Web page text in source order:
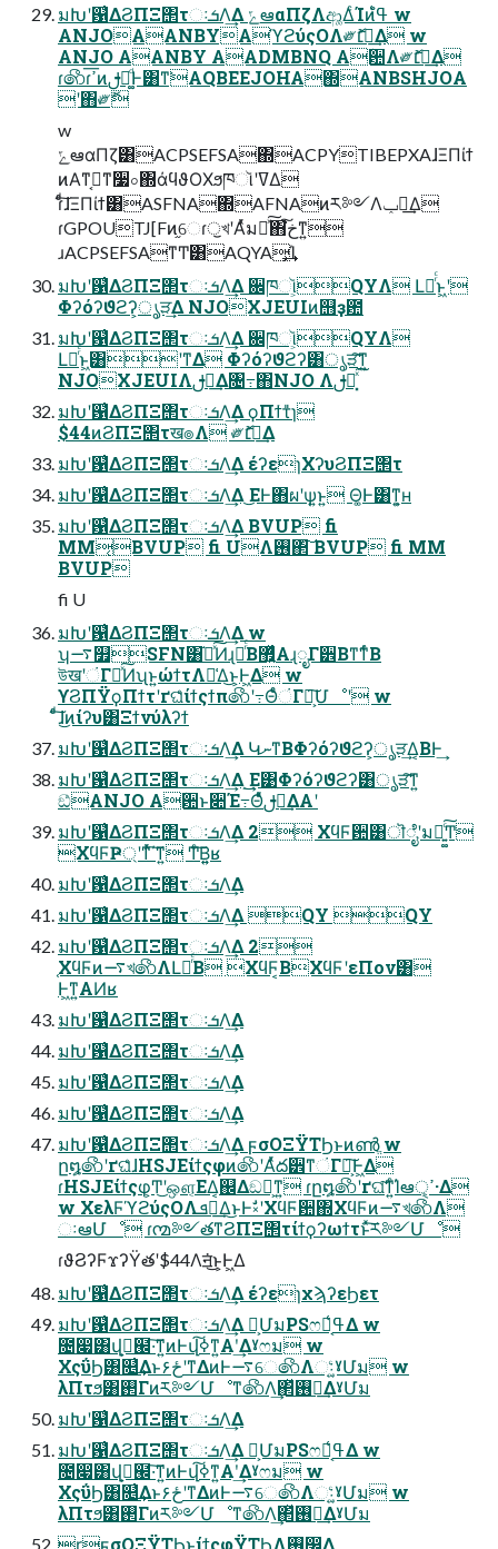
มԽʹ଱͑ΔϨΠΞ΢τઃܭΛ͢Δ ݻఆαΠζΛආ͚ΔͨΊͷߟ͑ํ w
ANJOAANBYAϓϩύςΟΛ༗ޮ׆༻͢Δ w
ANJO AANBY AADMBNQ Aؔ਺Λ༗ޮ׆༻͢Δ
ɾ෯ɾߴ͞ͷࢦఆ͚ͩͰ͸ͳ͘AQBEEJOHA΍ANBSHJOA
ʹ΋༗ޮ
w
ݻఆαΠζ͸ACPSEFSA΍ACPYTIBEPXAɺΞΠίϯ
ͷΑ͏ͳࡉ͔ͳ૷০΍άϥϑΟΧϧཁૉʹߜΔ
ɾͨͩ͠ɺΞΠίϯ͸ASFNA΍AFNAͷར༻Λݕ౼͢Δ
ɾGPOUTJ[Fͷ֦େɾॖখʹΑͬͯมԽͯ͠΋خ͘͠ͳ͍
ɹACPSEFSAͳͲ͸AQYA͕͓͢͢Ί
มԽʹ଱͑ΔϨΠΞ΢τઃܭΛ͢Δ ਌ཁૉ͕QYΛ Լճͬͨͱ͖ʹ
Φʔόʔϑϩʔ͕ൃੜ͢Δ NJOXJEUIͷ஫ҙ఺
มԽʹ଱͑ΔϨΠΞ΢τઃܭΛ͢Δ ਌ཁૉ͕QYΛ
Լճͬͨͱ͖͸ʹͳΔ Φʔόʔϑϩʔ͸ൃੜ͠ͳ͍
NJOXJEUIΛࢦఆ͢Δ৔߹΋NJO Λࢦఆ͓ͯ͘͠
มԽʹ଱͑ΔϨΠΞ΢τઃܭΛ͢Δ ϙΠϯτ̎ɿ
$44ͷϨΠΞ΢τख๏Λ ༗ޮ׆༻͢Δ
มԽʹ଱͑ΔϨΠΞ΢τઃܭΛ͢Δ έʔεɿΧʔυϨΠΞ΢τ
มԽʹ଱͑ΔϨΠΞ΢τઃܭΛ͢Δ ͜ΕͰ΋ผʹѱ͍ͱ͍͏ Θ͚Ͱ͸ͳ͍͕ʜ
มԽʹ଱͑ΔϨΠΞ΢τઃܭΛ͢Δ BVUP fi
MM͔BVUP fi UΛ࢖͏΂͠ BVUP fi MM
BVUP
fi U
มԽʹ଱͑ΔϨΠΞ΢τઃܭΛ͢Δ w
ʮ࠷௿SFN͸֬อͯ͠Ͷɻ༨ͬͨΒ޿͍͍͛ͯΑɻೖΓ੾Βͳ͘ͳͬͨΒ
উखʹંΓฦͯ͠Ͷʯͱ͍͏ώϯτΛ༩͑Δ͜ͱ͕Ͱ͖Δ w
ϒϨΠΫϙΠϯτʹґଘͤͣίϯςϯπ෯ʹ߹ΘͤͨંΓฦ͕͠Մೳʹ w
ͨͩ͠ɺ͜ͷίʔυ͸Ξϯνύλʔϯ
มԽʹ଱͑ΔϨΠΞ΢τઃܭΛ͢Δ ԿނͳΒΦʔόʔϑϩʔ͕ൃੜ͢Δ͔ΒͰ͢
มԽʹ଱͑ΔϨΠΞ΢τઃܭΛ͢Δ ͜͏͢Ε͹Φʔόʔϑϩʔ͸ൃੜ͠ͳ͍
ඞͣANJO Aؔ਺ͱ૊Έ߹Θͤͯࢦఆ͢ΔΑ͏ʹ
มԽʹ଱͑ΔϨΠΞ΢τઃܭΛ͢Δ 2 ΧϥϜ਺͸ॊೈʹมಈ͍͚ͨ͠Ͳ
ΧϥϜҎ্ʹͳͬͯ΄͘͠ͳ͍ Ͳ͏ͨ͠Β͍͍ʁ
มԽʹ଱͑ΔϨΠΞ΢τઃܭΛ͢Δ
มԽʹ଱͑ΔϨΠΞ΢τઃܭΛ͢Δ QY QY
มԽʹ଱͑ΔϨΠΞ΢τઃܭΛ͢Δ 2
֤ΧϥϜͷ࠷খ෯ΛԼճͬͨΒ ΧϥϜ͔ΒΧϥϜʹεΠον͸
Ͱ͖ͳ͍ΑͶʁ
มԽʹ଱͑ΔϨΠΞ΢τઃܭΛ͢Δ
มԽʹ଱͑ΔϨΠΞ΢τઃܭΛ͢Δ
มԽʹ଱͑ΔϨΠΞ΢τઃܭΛ͢Δ
มԽʹ଱͑ΔϨΠΞ΢τઃܭΛ͢Δ
มԽʹ଱͑ΔϨΠΞ΢τઃܭΛ͢Δ ϝσΟΞΫΤϦͱͷൺֱ w
ը໘෯ʹґଘͤͣɺHSJEίϯςφͷ෯ʹΑͬͯద੾ͳંΓฦ͕͠Ͱ͖Δ
ɾHSJEίϯςφ͕Ͳ͜ʹஔ͔ΕΔ͔஌Δඞཁ͕ͳ͍ ɾը໘෯ʹґଘ͠ͳ͍ͨΊ҆ఆੑ͕ߴ·Δ
w ΧελϜϓϩύςΟΛܦ༝͢Δ͜ͱͰࣗ༝ʹΧϥϜ਺΍ΧϥϜͷ࠷খ෯Λ
ઃఆՄೳ ɾ൚༻తͳϨΠΞ΢τίϯϙʔωϯτͱͯ͠ར༻Մೳ
ɾϑϨʔϜϫʔΫతʹ$44Λॻ͘͜ͱ͕Ͱ͖Δ
มԽʹ଱͑ΔϨΠΞ΢τઃܭΛ͢Δ έʔεɿχϡʔεϦετ
มԽʹ଱͑ΔϨΠΞ΢τઃܭΛ͢Δ Կ͕ՄมPSෆม͔ߟ͑Δ w
೔෇͸վߦ͕๬·͘͠ͳ͍ͷͰվߦ͠ͳ͍Α͏ʹ͢Δˠෆม w
ΧςΰϦ͸௕͗͢Δͱځ۶ʹͳΔͷͰ࠷େ෯Λઃ͚͍ͨˠՄม w
λΠτϧ͸࢒Γͷར༻Մೳͳ෯Λ͢΂ͯ࢖༻͢ΔˠՄม
มԽʹ଱͑ΔϨΠΞ΢τઃܭΛ͢Δ
มԽʹ଱͑ΔϨΠΞ΢τઃܭΛ͢Δ Կ͕ՄมPSෆม͔ߟ͑Δ w
೔෇͸վߦ͕๬·͘͠ͳ͍ͷͰվߦ͠ͳ͍Α͏ʹ͢Δˠෆม w
ΧςΰϦ͸௕͗͢Δͱځ۶ʹͳΔͷͰ࠷େ෯Λઃ͚͍ͨˠՄม w
λΠτϧ͸࢒Γͷར༻Մೳͳ෯Λ͢΂ͯ࢖༻͢ΔˠՄม
ɽϝσΟΞΫΤϦͱίϯςφΫΤϦΛ࢖͍෼͚Δ